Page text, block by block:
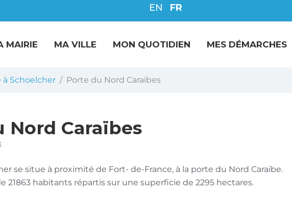
EN FR
MAIRIE MA VILLE MON QUOTIDIEN MES DÉMARCHES
Schoelcher Porte du Nord Caraïbes
Nord Caraïbes
se situe à proximité de Fort- de-France, à la porte du Nord Caraïbe.
21863 habitants répartis sur une superficie de 2295 hectares.